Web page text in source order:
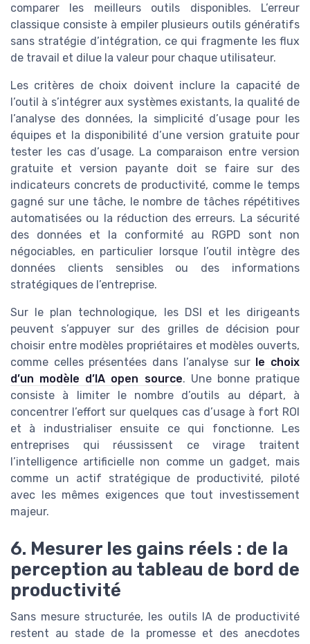
comparer les meilleurs outils disponibles. L’erreur
classique consiste à empiler plusieurs outils génératifs
sans stratégie d’intégration, ce qui fragmente les flux
de travail et dilue la valeur pour chaque utilisateur.
Les critères de choix doivent inclure la capacité de
l’outil à s’intégrer aux systèmes existants, la qualité de
l’analyse des données, la simplicité d’usage pour les
équipes et la disponibilité d’une version gratuite pour
tester les cas d’usage. La comparaison entre version
gratuite et version payante doit se faire sur des
indicateurs concrets de productivité, comme le temps
gagné sur une tâche, le nombre de tâches répétitives
automatisées ou la réduction des erreurs. La sécurité
des données et la conformité au RGPD sont non
négociables, en particulier lorsque l’outil intègre des
données clients sensibles ou des informations
stratégiques de l’entreprise.
Sur le plan technologique, les DSI et les dirigeants
peuvent s’appuyer sur des grilles de décision pour
choisir entre modèles propriétaires et modèles ouverts,
comme celles présentées dans l’analyse sur le choix
d’un modèle d’IA open source. Une bonne pratique
consiste à limiter le nombre d’outils au départ, à
concentrer l’effort sur quelques cas d’usage à fort ROI
et à industrialiser ensuite ce qui fonctionne. Les
entreprises qui réussissent ce virage traitent
l’intelligence artificielle non comme un gadget, mais
comme un actif stratégique de productivité, piloté
avec les mêmes exigences que tout investissement
majeur.
6. Mesurer les gains réels : de la
perception au tableau de bord de
productivité
Sans mesure structurée, les outils IA de productivité
restent au stade de la promesse et des anecdotes